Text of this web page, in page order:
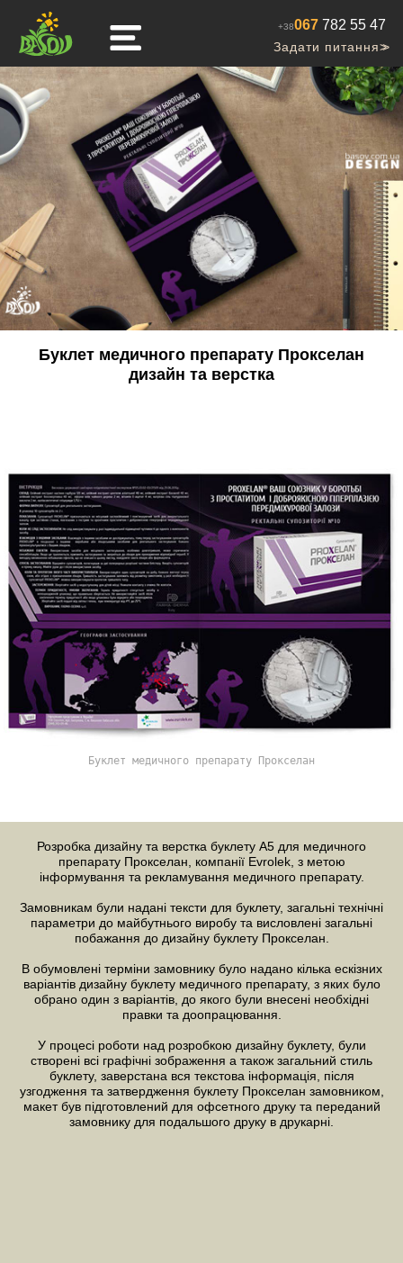
+38067 782 55 47
Задати питання>>
Буклет медичного препарату Прокселан
дизайн та верстка
Буклет медичного препарату Прокселан
Розробка дизайну та верстка буклету А5 для медичного
препарату Прокселан, компанії Evrolek, з метою
інформування та рекламування медичного препарату.
Замовникам були надані тексти для буклету, загальні технічні
параметри до майбутнього виробу та висловлені загальні
побажання до дизайну буклету Прокселан.
В обумовлені терміни замовнику було надано кілька ескізних
варіантів дизайну буклетумедичного препарату, з яких було
обрано один з варіантів, до якого були внесені необхідні
правки та доопрацювання.
У процесі роботи над розробкою дизайнубуклету, були
створені всі графічні зображення а також загальний стиль
буклету, заверстана вся текстова інформація, після
узгодження та затвердження буклету Прокселан замовником,
макет був підготовлений для офсетного друку та переданий
замовнику для подальшого друку в друкарні.